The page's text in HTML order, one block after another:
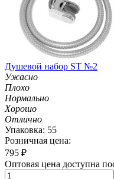
Душевой набор ST №2
Ужасно
Плохо
Нормально
Хорошо
Отлично
Упаковка: 55
Розничная цена:
795 ₽
Оптовая цена доступна